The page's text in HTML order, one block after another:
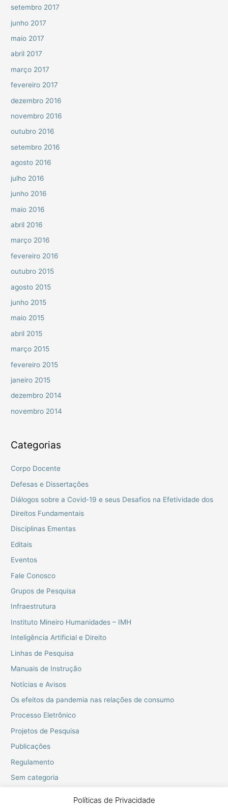
setembro 2017
junho 2017
maio 2017
abril 2017
março 2017
fevereiro 2017
dezembro 2016
novembro 2016
outubro 2016
setembro 2016
agosto 2016
julho 2016
junho 2016
maio 2016
abril 2016
março 2016
fevereiro 2016
outubro 2015
agosto 2015
junho 2015
maio 2015
abril 2015
março 2015
fevereiro 2015
janeiro 2015
dezembro 2014
novembro 2014
Categorias
Corpo Docente
Defesas e Dissertações
Diálogos sobre a Covid-19 e seus Desafios na Efetividade dos
Direitos Fundamentais
Disciplinas Ementas
Editais
Eventos
Fale Conosco
Grupos de Pesquisa
Infraestrutura
Instituto Mineiro Humanidades – IMH
Inteligência Artificial e Direito
Linhas de Pesquisa
Manuais de Instrução
Notícias e Avisos
Os efeitos da pandemia nas relações de consumo
Processo Eletrônico
Projetos de Pesquisa
Publicações
Regulamento
Sem categoria
Políticas de Privacidade